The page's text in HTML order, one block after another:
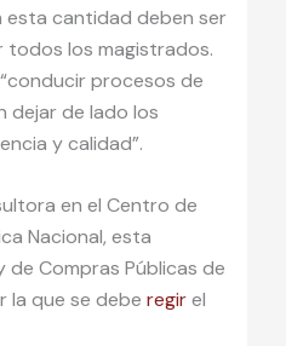
esta cantidad deben ser
los magistrados.
procesos de
dejar de lado los
y calidad”.
en el Centro de
Nacional, esta
de Compras Públicas de
la que se debe regirel